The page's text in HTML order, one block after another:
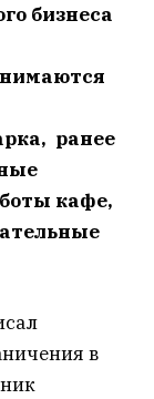
бизнеса
ранее
кафе,
в